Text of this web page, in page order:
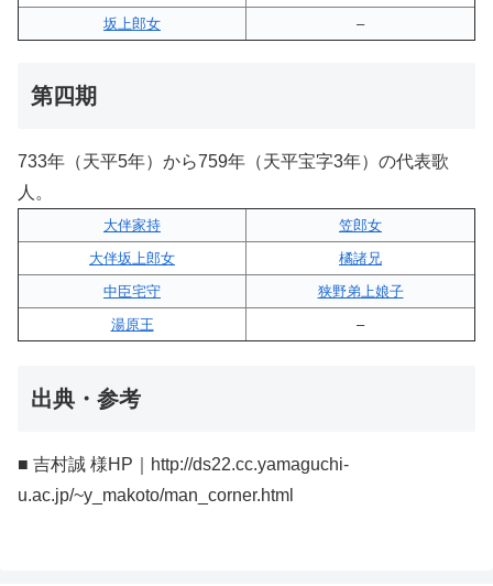
坂上郎女
–
第四期
733年（天平5年）から759年（天平宝字3年）の代表歌
人。
大伴家持
笠郎女
大伴坂上郎女
橘諸兄
中臣宅守
狭野弟上娘子
湯原王
–
出典・参考
■ 吉村誠 様HP｜http://ds22.cc.yamaguchi-
u.ac.jp/~y_makoto/man_corner.html